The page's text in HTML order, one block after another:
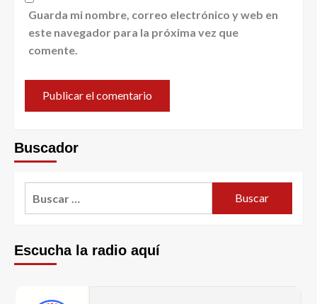
Guarda mi nombre, correo electrónico y web en
este navegador para la próxima vez que
comente.
Buscador
Escucha la radio aquí